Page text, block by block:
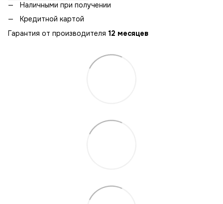
Наличными при получении
Кредитной картой
Гарантия от производителя 12 месяцев